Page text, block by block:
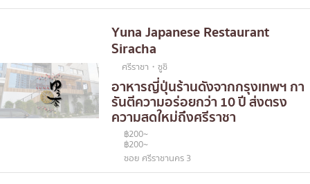
Yuna Japanese Restaurant
Siracha
ศรีราชา・ซูชิ
อาหารญี่ปุ่นร้านดังจากกรุงเทพฯ กา
รันตีความอร่อยกว่า 10 ปี ส่งตรง
ความสดใหม่ถึงศรีราชา
฿200~
฿200~
ซอย ศรีราชานคร 3